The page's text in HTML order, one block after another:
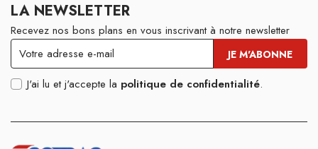
LA NEWSLETTER
Recevez nos bons plans en vous inscrivant à notre newsletter
J'ai lu et j'accepte la politique de confidentialité.